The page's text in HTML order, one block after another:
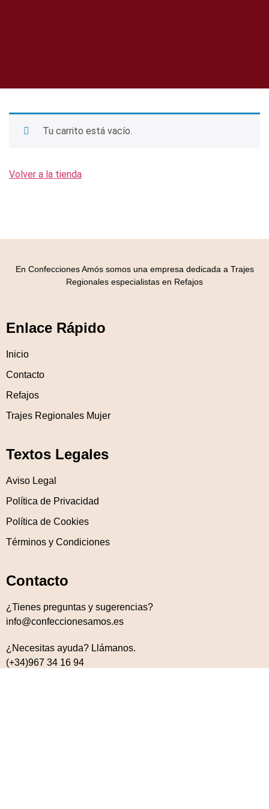
Tu carrito está vacío.
Volver a la tienda
En Confecciones Amós somos una empresa dedicada a Trajes
Regionales especialistas en Refajos
Enlace Rápido
Inicio
Contacto
Refajos
Trajes Regionales Mujer
Textos Legales
Aviso Legal
Política de Privacidad
Política de Cookies
Términos y Condiciones
Contacto
¿Tienes preguntas y sugerencias?
info@confeccionesamos.es
¿Necesitas ayuda? Llámanos.
(+34)967 34 16 94